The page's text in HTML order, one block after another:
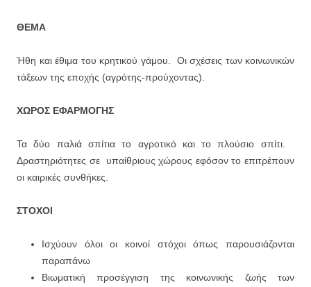
ΘΕΜΑ
Ήθη και έθιμα του κρητικού γάμου. Οι σχέσεις των κοινωνικών
τάξεων της εποχής (αγρότης-προύχοντας).
ΧΩΡΟΣ ΕΦΑΡΜΟΓΗΣ
Τα δύο παλιά σπίτια το αγροτικό και το πλούσιο σπίτι.
Δραστηριότητες σε υπαίθριους χώρους εφόσον το επιτρέπουν
οι καιρικές συνθήκες.
ΣΤΟΧΟΙ
Ισχύουν όλοι οι κοινοί στόχοι όπως παρουσιάζονται
παραπάνω
Βιωματική προσέγγιση της κοινωνικής ζωής των